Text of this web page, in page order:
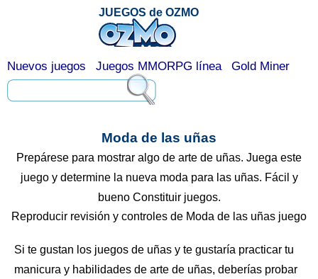
Moda de las uñas
Prepárese para mostrar algo de arte de uñas. Juega este
juego y determine la nueva moda para las uñas. Fácil y
bueno Constituir juegos.
Reproducir revisión y controles de Moda de las uñas juego
Si te gustan los juegos de uñas y te gustaría practicar tu
manicura y habilidades de arte de uñas, deberías probar
JUEGOS de OZMO
Nuevos juegos Juegos MMORPG línea Gold Miner